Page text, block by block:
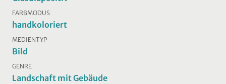
FARBMODUS
handkoloriert
MEDIENTYP
Bild
GENRE
Landschaft mit Gebäude